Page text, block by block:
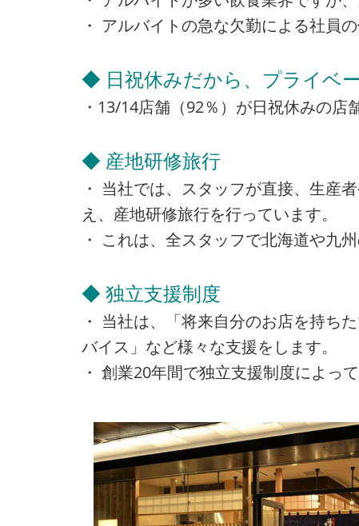
・ アルバイトの急な欠勤による社員
◆ 日祝休みだから、プライベ
・13/14店舗（92％）が日祝休みの
◆ 産地研修旅行
・ 当社では、スタッフが直接、生産
え、産地研修旅行を行っています。
・ これは、全スタッフで北海道や九
◆ 独立支援制度
・ 当社は、「将来自分のお店を持ち
バイス」など様々な支援をします。
・ 創業20年間で独立支援制度によっ